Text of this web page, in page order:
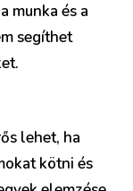
munka és a
segíthet
lehet, ha
kötni és